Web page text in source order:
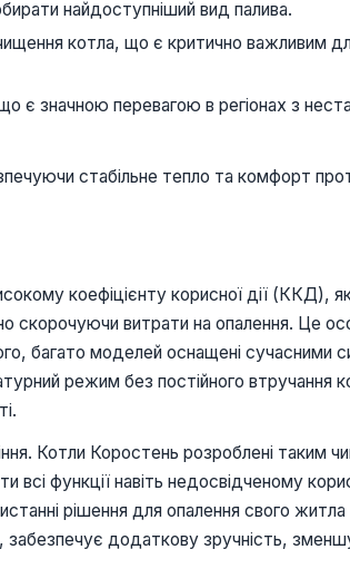
найдоступніший вид палива.
котла, що є критично важливим
є значною перевагою в регіонах з
стабільне тепло та комфорт
коефіцієнту корисної дії (ККД),
скорочуючи витрати на опалення. Це
багато моделей оснащені сучасними
режим без постійного втручання
Котли Коростень розроблені таким
всі функції навіть недосвідченому
рішення для опалення свого житла
забезпечує додаткову зручність,